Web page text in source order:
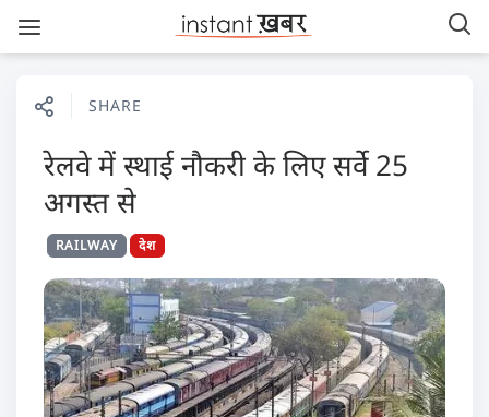
SHARE
रेलवे में स्थाई नौकरी के लिए सर्वे 25
अगस्त से
RAILWAY देश